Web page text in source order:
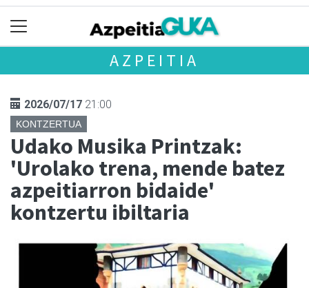
AZPEITIA
2026/07/17 21:00
KONTZERTUA
Udako Musika Printzak:
'Urolako trena, mende batez
azpeitiarron bidaide'
kontzertu ibiltaria